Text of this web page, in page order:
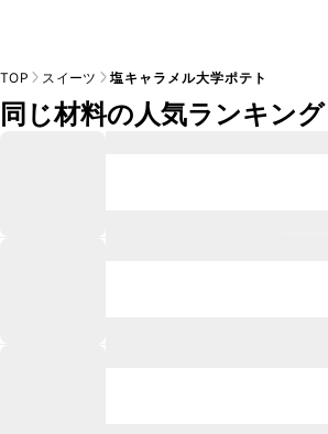
TOP スイーツ 塩キャラメル大学ポテト
同じ材料の人気ランキング